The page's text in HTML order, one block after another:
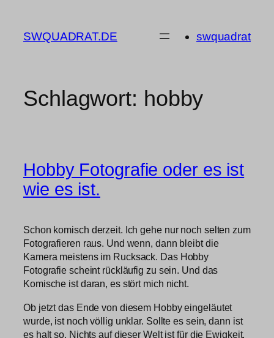
springen
SWQUADRAT.DE swquadrat
Schlagwort: hobby
Hobby Fotografie oder es ist
wie es ist.
Schon komisch derzeit. Ich gehe nur noch selten zum
Fotografieren raus. Und wenn, dann bleibt die
Kamera meistens im Rucksack. Das Hobby
Fotografie scheint rückläufig zu sein. Und das
Komische ist daran, es stört mich nicht.
Ob jetzt das Ende von diesem Hobby eingeläutet
wurde, ist noch völlig unklar. Sollte es sein, dann ist
es halt so. Nichts auf dieser Welt ist für die Ewigkeit,